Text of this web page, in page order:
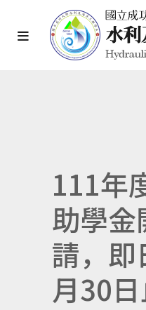
111年
助學金
請，即
月30日